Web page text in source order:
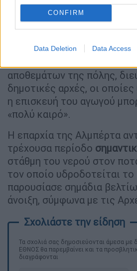
CONFIRM
Data Deletion Data Access
June 6, 2024
άγνωστα, αλλά ήδη
αποθεμάτων της πόλης,
δημοτικές αρχές, οι
η επισκευή του αγωγού
«πολύ καιρό».
Η επαρχία της Αλμπέρτα
τρέχουσα περίοδο
στάθμη του νερού στον
τον οποίο υδροδοτείται το
παρουσίασε σημάδια
άνοιξη, σύμφωνα με τις
Τα σχολιά σας δημοσιεύονται άμεσα με
ΕΘΝΟΣ θα παρεμβαίνει και τα
διαγράφονται